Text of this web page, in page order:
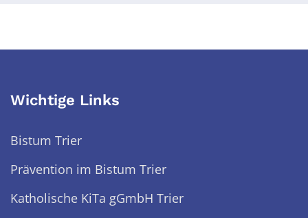
Wichtige Links
Bistum Trier
Prävention im Bistum Trier
Katholische KiTa gGmbH Trier